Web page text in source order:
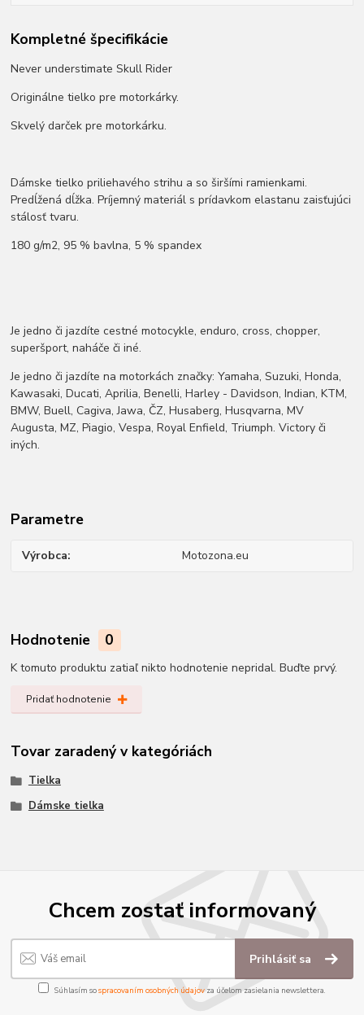
Kompletné špecifikácie
Never understimate Skull Rider
Originálne tielko pre motorkárky.
Skvelý darček pre motorkárku.
Dámske tielko priliehavého strihu a so širšími ramienkami.
Predĺžená dĺžka. Príjemný materiál s prídavkom elastanu zaisťujúci
stálosť tvaru.
180 g/m2, 95 % bavlna, 5 % spandex
Je jedno či jazdíte cestné motocykle, enduro, cross, chopper,
superšport, naháče či iné.
Je jedno či jazdíte na motorkách značky: Yamaha, Suzuki, Honda,
Kawasaki, Ducati, Aprilia, Benelli, Harley - Davidson, Indian, KTM,
BMW, Buell, Cagiva, Jawa, ČZ, Husaberg, Husqvarna, MV
Augusta, MZ, Piagio, Vespa, Royal Enfield, Triumph. Victory či
iných.
Parametre
Výrobca Motozona.eu
Hodnotenie 0
K tomuto produktu zatiaľ nikto hodnotenie nepridal. Buďte prvý.
Pridať hodnotenie
Tovar zaradený v kategóriách
Tielka
Dámske tielka
Chcem zostať informovaný
Prihlásiť sa
Súhlasím sospracovaním osobných údajov za účelom zasielania newslettera.